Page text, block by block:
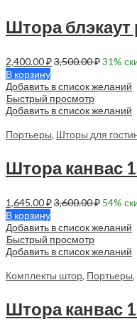
2,400.00₽3,500.00₽31%
В корзину
Добавить в список желаний
Быстрый просмотр
Добавить в список желаний
Портьеры, Шторы для
1,645.00₽3,600.00₽ 54%
В корзину
Добавить в список желаний
Быстрый просмотр
Добавить в список желаний
Комплекты штор, Портьеры,